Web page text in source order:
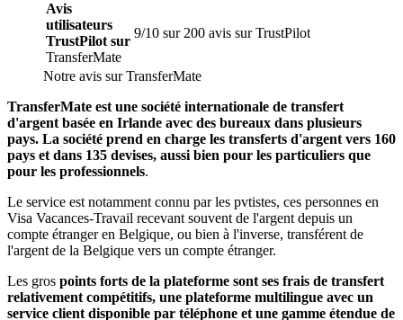
Avis
utilisateurs
TrustPilot sur
TransferMate
9/10 sur 200 avis sur TrustPilot
Notre avis sur TransferMate
TransferMate est une société internationale de transfert
d'argent basée en Irlande avec des bureaux dans plusieurs
pays. La société prend en charge les transferts d'argent vers 160
pays et dans 135 devises, aussi bien pour les particuliers que
pour les professionnels.
Le service est notamment connu par les pvtistes, ces personnes en
Visa Vacances-Travail recevant souvent de l'argent depuis un
compte étranger en Belgique, ou bien à l'inverse, transférent de
l'argent de la Belgique vers un compte étranger.
Les gros points forts de la plateforme sont ses frais de transfert
relativement compétitifs, une plateforme multilingue avec un
service client disponible par téléphone et une gamme étendue de